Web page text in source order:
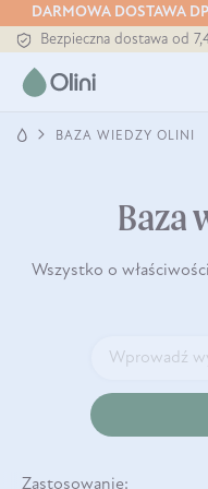
DARMOWA DOSTAWA
Bezpieczna dostawa od
Darmowa dostawa od 199
Tłoczony zawsze na zimno
BAZA WIEDZY OLINI
Baza
Wszystko o
Zastosowanie: